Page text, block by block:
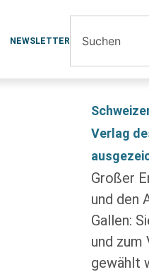
NEWSLETTER
Verlag
Großer
und den
Gallen:
und zum
gewählt